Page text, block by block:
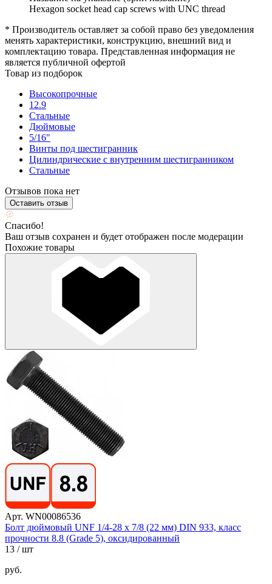
Hexagon socket head cap screws with UNC thread
* Производитель оставляет за собой право без уведомления
менять характеристики, конструкцию, внешний вид и
комплектацию товара. Представленная информация не
является публичной офертой
Товар из подборок
Высокопрочные
12.9
Стальные
Дюймовые
5/16"
Винты под шестигранник
Цилиндрические с внутренним шестигранником
Стальные
Отзывов пока нет
Оставить отзыв
Спасибо!
Ваш отзыв сохранен и будет отображен после модерации
Похожие товары
Арт. WN00086536
Болт дюймовый UNF 1/4-28 х 7/8 (22 мм) DIN 933, класс
прочности 8.8 (Grade 5), оксидированный
13 / шт
руб.